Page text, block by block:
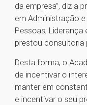
da empresa”, diz a
em Administração
Pessoas,
prestou consultoria
Desta forma, o
de incentivar o
manter em
e incentivar o seu